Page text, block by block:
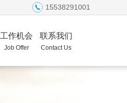
15538291001
工作机会
Job Offer
联系我们
Contact Us